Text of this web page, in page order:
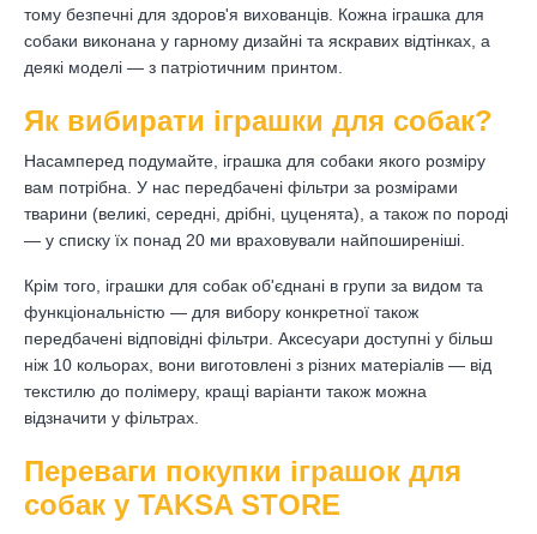
тому безпечні для здоров'я вихованців. Кожна іграшка для
собаки виконана у гарному дизайні та яскравих відтінках, а
деякі моделі — з патріотичним принтом.
Як вибирати іграшки для собак?
Насамперед подумайте, іграшка для собаки якого розміру
вам потрібна. У нас передбачені фільтри за розмірами
тварини (великі, середні, дрібні, цуценята), а також по породі
— у списку їх понад 20 ми враховували найпоширеніші.
Крім того, іграшки для собак об'єднані в групи за видом та
функціональністю — для вибору конкретної також
передбачені відповідні фільтри. Аксесуари доступні у більш
ніж 10 кольорах, вони виготовлені з різних матеріалів — від
текстилю до полімеру, кращі варіанти також можна
відзначити у фільтрах.
Переваги покупки іграшок для
собак у TAKSA STORE